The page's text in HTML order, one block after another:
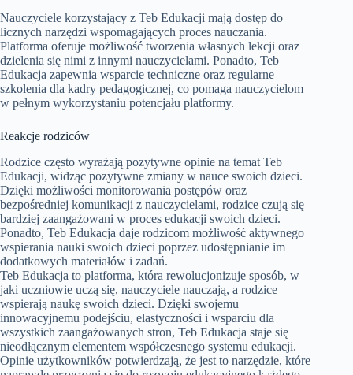
Nauczyciele korzystający z Teb Edukacji mają dostęp do
licznych narzędzi wspomagających proces nauczania.
Platforma oferuje możliwość tworzenia własnych lekcji oraz
dzielenia się nimi z innymi nauczycielami. Ponadto, Teb
Edukacja zapewnia wsparcie techniczne oraz regularne
szkolenia dla kadry pedagogicznej, co pomaga nauczycielom
w pełnym wykorzystaniu potencjału platformy.
Reakcje rodziców
Rodzice często wyrażają pozytywne opinie na temat Teb
Edukacji, widząc pozytywne zmiany w nauce swoich dzieci.
Dzięki możliwości monitorowania postępów oraz
bezpośredniej komunikacji z nauczycielami, rodzice czują się
bardziej zaangażowani w proces edukacji swoich dzieci.
Ponadto, Teb Edukacja daje rodzicom możliwość aktywnego
wspierania nauki swoich dzieci poprzez udostępnianie im
dodatkowych materiałów i zadań.
Teb Edukacja to platforma, która rewolucjonizuje sposób, w
jaki uczniowie uczą się, nauczyciele nauczają, a rodzice
wspierają naukę swoich dzieci. Dzięki swojemu
innowacyjnemu podejściu, elastyczności i wsparciu dla
wszystkich zaangażowanych stron, Teb Edukacja staje się
nieodłącznym elementem współczesnego systemu edukacji.
Opinie użytkowników potwierdzają, że jest to narzędzie, które